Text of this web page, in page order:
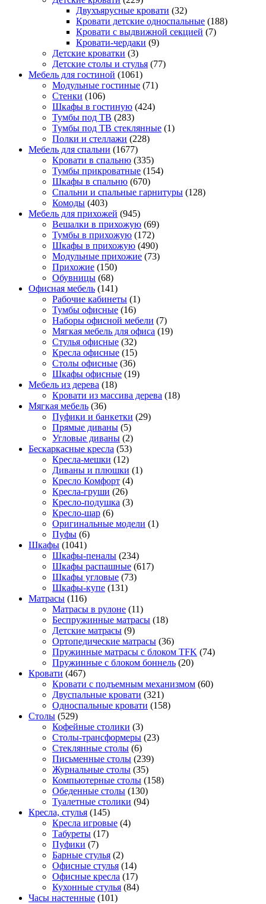
Двухъярусные кровати (32)
Кровати детские односпальные (188)
Кровати с выдвижной секцией (7)
Кровати-чердаки (9)
Детские кроватки (3)
Детские столы и стулья (77)
Мебель для гостиной (1061)
Модульные гостиные (71)
Стенки (106)
Шкафы в гостиную (424)
Тумбы под ТВ (283)
Тумбы под ТВ стеклянные (1)
Полки и стеллажи (228)
Мебель для спальни (1677)
Кровати в спальню (335)
Тумбы прикроватные (154)
Шкафы в спальню (670)
Спальни и спальные гарнитуры (128)
Комоды (403)
Мебель для прихожей (945)
Вешалки в прихожую (69)
Тумбы в прихожую (172)
Шкафы в прихожую (490)
Модульные прихожие (73)
Прихожие (150)
Обувницы (68)
Офисная мебель (141)
Рабочие кабинеты (1)
Тумбы офисные (16)
Наборы офисной мебели (7)
Мягкая мебель для офиса (19)
Стулья офисные (32)
Кресла офисные (15)
Столы офисные (36)
Шкафы офисные (19)
Мебель из дерева (18)
Кровати из массива дерева (18)
Мягкая мебель (36)
Пуфики и банкетки (29)
Прямые диваны (5)
Угловые диваны (2)
Бескаркасные кресла (53)
Кресла-мешки (12)
Диваны и плюшки (1)
Кресло Комфорт (4)
Кресла-груши (26)
Кресло-подушка (3)
Кресло-шар (6)
Оригинальные модели (1)
Пуфы (6)
Шкафы (1041)
Шкафы-пеналы (234)
Шкафы распашные (617)
Шкафы угловые (73)
Шкафы-купе (131)
Матрасы (116)
Матрасы в рулоне (11)
Беспружинные матрасы (18)
Детские матрасы (9)
Ортопедические матрасы (36)
Пружинные матрасы с блоком TFK (74)
Пружинные с блоком боннель (20)
Кровати (467)
Кровати с подъемным механизмом (60)
Двуспальные кровати (321)
Односпальные кровати (158)
Столы (529)
Кофейные столики (3)
Столы-трансформеры (23)
Стеклянные столы (6)
Письменные столы (239)
Журнальные столы (35)
Компьютерные столы (158)
Обеденные столы (130)
Туалетные столики (94)
Кресла, стулья (145)
Кресла игровые (4)
Табуреты (17)
Пуфики (7)
Барные стулья (2)
Офисные стулья (14)
Офисные кресла (17)
Кухонные стулья (84)
Часы настенные (101)